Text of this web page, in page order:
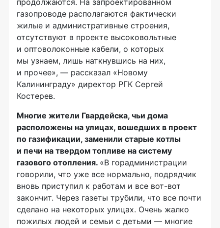
продолжаются. На запроектированном
газопроводе располагаются фактически
жилые и административные строения,
отсутствуют в проекте высоковольтные
и оптоволоконные кабели, о которых
мы узнаем, лишь наткнувшись на них,
и прочее», — рассказал «Новому
Калининграду» директор РГК Сергей
Костерев.
Многие жители Гвардейска, чьи дома
расположены на улицах, вошедших в проект
по газификации, заменили старые котлы
и печи на твердом топливе на систему
газового отопления. «В горадминистрации
говорили, что уже все нормально, подрядчик
вновь приступил к работам и все вот-вот
закончит. Через газеты трубили, что все почти
сделано на некоторых улицах. Очень жалко
пожилых людей и семьи с детьми — многие